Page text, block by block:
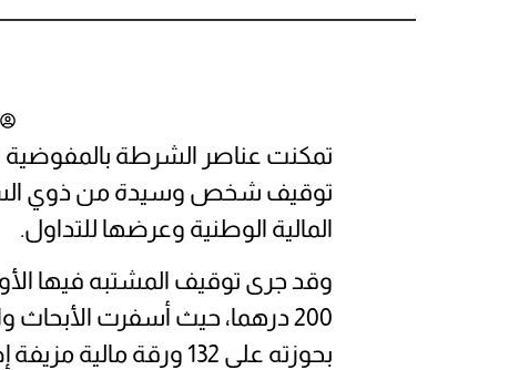
توقيف شخص وسيدة من ذوي
المالية الوطنية وعرضها للتداول.
وقد جرى توقيف المشتبه فيها
200 درهما، حيث أسفرت
بحوزته على 132 ورقة مالية مزيفة إضافية من فئتي 100 و200 درهما.